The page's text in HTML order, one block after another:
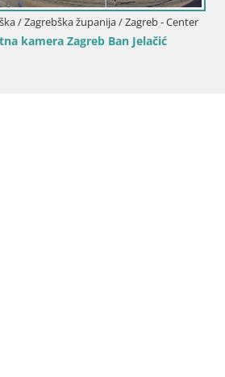
Hrvaška / Zagrebška županija / Jastrebarsko
Kamera v živo Japetić – Jastrebarsko